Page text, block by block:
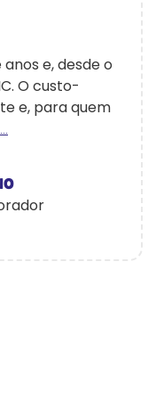
e, desde o
O custo-
e, para quem